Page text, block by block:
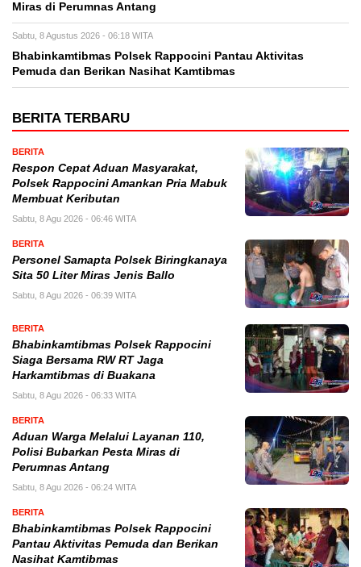
Miras di Perumnas Antang
Sabtu, 8 Agustus 2026 - 06:18 WITA
Bhabinkamtibmas Polsek Rappocini Pantau Aktivitas
Pemuda dan Berikan Nasihat Kamtibmas
BERITA TERBARU
BERITA
Respon Cepat Aduan Masyarakat,
Polsek Rappocini Amankan Pria Mabuk
Membuat Keributan
Sabtu, 8 Agu 2026 - 06:46 WITA
BERITA
Personel Samapta Polsek Biringkanaya
Sita 50 Liter Miras Jenis Ballo
Sabtu, 8 Agu 2026 - 06:39 WITA
BERITA
Bhabinkamtibmas Polsek Rappocini
Siaga Bersama RW RT Jaga
Harkamtibmas di Buakana
Sabtu, 8 Agu 2026 - 06:33 WITA
BERITA
Aduan Warga Melalui Layanan 110,
Polisi Bubarkan Pesta Miras di
Perumnas Antang
Sabtu, 8 Agu 2026 - 06:24 WITA
BERITA
Bhabinkamtibmas Polsek Rappocini
Pantau Aktivitas Pemuda dan Berikan
Nasihat Kamtibmas